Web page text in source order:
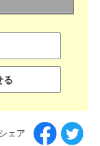
る
シェア